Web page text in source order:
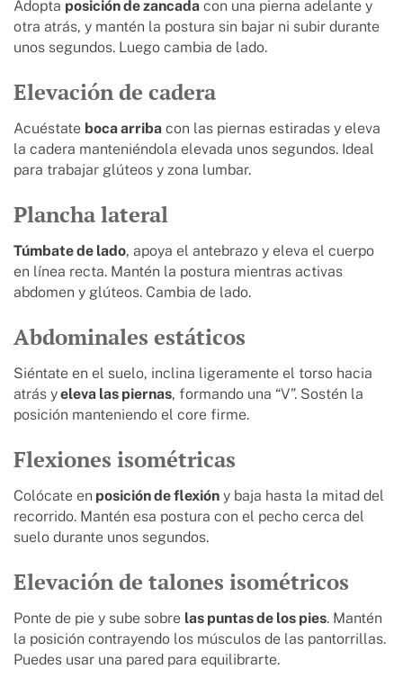
Adopta posición de zancada con una pierna adelante y
otra atrás, y mantén la postura sin bajar ni subir durante
unos segundos. Luego cambia de lado.
Elevación de cadera
Acuéstate boca arriba con las piernas estiradas y eleva
la cadera manteniéndola elevada unos segundos. Ideal
para trabajar glúteos y zona lumbar.
Plancha lateral
Túmbate de lado, apoya el antebrazo y eleva el cuerpo
en línea recta. Mantén la postura mientras activas
abdomen y glúteos. Cambia de lado.
Abdominales estáticos
Siéntate en el suelo, inclina ligeramente el torso hacia
atrás yeleva las piernas, formando una “V”. Sostén la
posición manteniendo el core firme.
Flexiones isométricas
Colócate en posición de flexión y baja hasta la mitad del
recorrido. Mantén esa postura con el pecho cerca del
suelo durante unos segundos.
Elevación de talones isométricos
Ponte de pie y sube sobre las puntas de los pies. Mantén
la posición contrayendo los músculos de las pantorrillas.
Puedes usar una pared para equilibrarte.